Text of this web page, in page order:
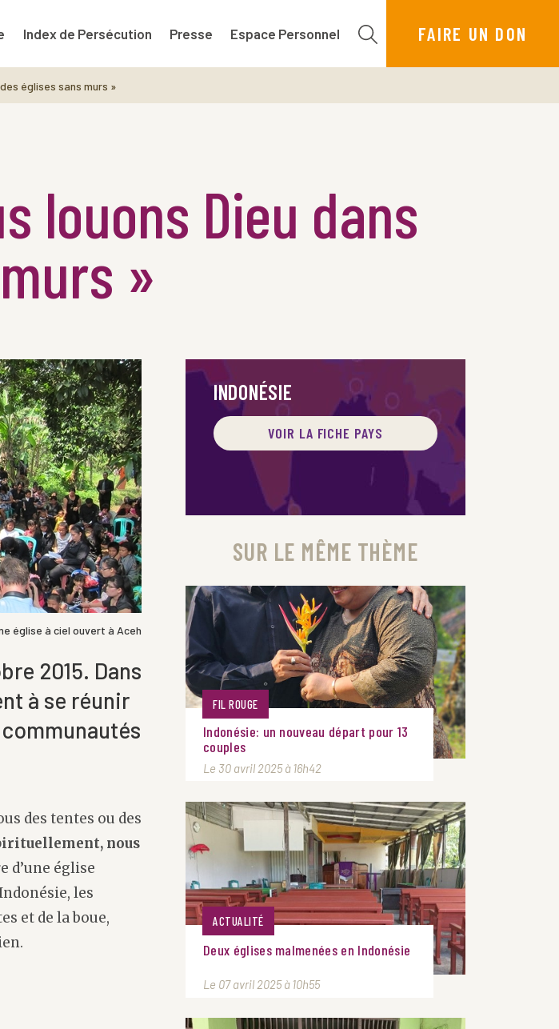
Index de Persécution Presse Espace Personnel FAIRE UN DON
églises sans murs »
louons Dieu dans
»
église à ciel ouvert à Aceh
2015. Dans
à se réunir
des tentes ou des
nous
d’une église
les
et de la boue,
INDONÉSIE
VOIR LA FICHE PAYS
SUR LE MÊME THÈME
FIL ROUGE
Indonésie: un nouveau départ pour 13
couples
Le 30 avril 2025 à 16h42
ACTUALITÉ
Deux églises malmenées en Indonésie
Le 07 avril 2025 à 10h55